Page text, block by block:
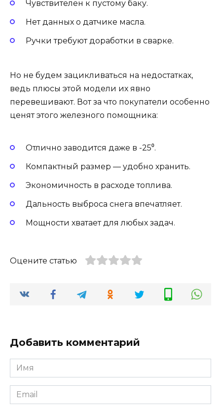
Чувствителен к пустому баку.
Нет данных о датчике масла.
Ручки требуют доработки в сварке.
Но не будем зацикливаться на недостатках,
ведь плюсы этой модели их явно
перевешивают. Вот за что покупатели особенно
ценят этого железного помощника:
Отлично заводится даже в -25⁰.
Компактный размер — удобно хранить.
Экономичность в расходе топлива.
Дальность выброса снега впечатляет.
Мощности хватает для любых задач.
Оцените статью
Добавить комментарий
Имя
Email